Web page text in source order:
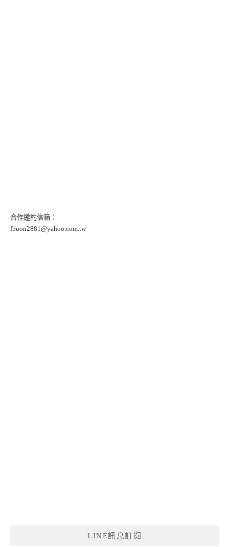
合作邀約信箱：
fbuon2881@yahoo.com.tw
LINE訊息訂閱